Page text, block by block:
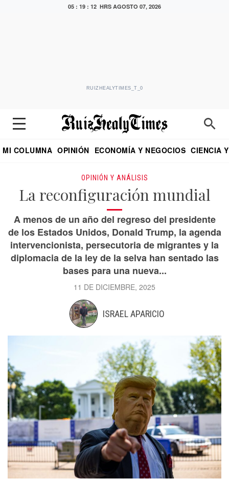
05 : 19 : 13 HRS AGOSTO 07, 2026
RUIZHEALYTIMES_T_0
MI COLUMNA OPINIÓN ECONOMÍA Y NEGOCIOS CIENCIA
OPINIÓN Y ANÁLISIS
La reconfiguración mundial
A menos de un año del regreso del presidente
de los Estados Unidos, Donald Trump, la agenda
intervencionista, persecutoria de migrantes y la
diplomacia de la ley de la selva han sentado las
bases para una nueva...
11 DE DICIEMBRE, 2025
ISRAEL APARICIO